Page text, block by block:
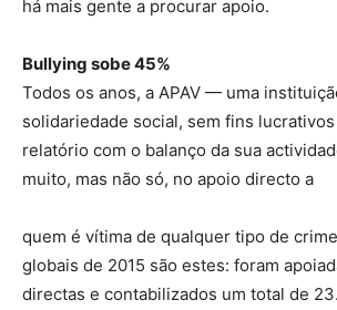
há mais gente a procurar apoio.
Bullying sobe 45%
Todos os anos, a APAV — uma
solidariedade social, sem fins
relatório com o balanço da sua
muito, mas não só, no apoio directo a
quem é vítima de qualquer tipo de
globais de 2015 são estes: foram
directas e contabilizados um total de